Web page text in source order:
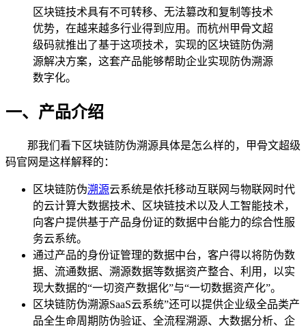
区块链技术具有不可转移、无法篡改和复制等技术
优势，在越来越多行业得到应用。而杭州甲骨文超
级码就推出了基于这项技术，实现的区块链防伪溯
源解决方案，这套产品能够帮助企业实现防伪溯源
数字化。
一、产品介绍
那我们看下区块链防伪溯源具体是怎么样的，甲骨文超级
码官网是这样解释的：
区块链防伪溯源云系统是依托移动互联网与物联网时代
的云计算大数据技术、区块链技术以及人工智能技术，
向客户提供基于产品身份证的数据中台能力的综合性服
务云系统。
通过产品的身份证管理的数据中台，客户得以将防伪数
据、流通数据、溯源数据等数据资产整合、利用，以实
现大数据的“一切资产数据化”与“一切数据资产化”。
区块链防伪溯源SaaS云系统”还可以提供企业级全品类产
品全生命周期防伪验证、全流程溯源、大数据分析、企